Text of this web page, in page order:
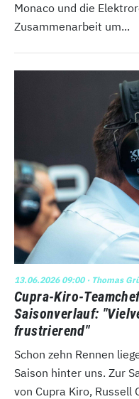
Monaco und die
Zusammenarbeit um...
13.06.2026 09:00· Thomas
Cupra-Kiro-
Saisonverlauf:
frustrierend"
Schon zehn Rennen
Saison hinter uns. Zur
von Cupra Kiro, Russell